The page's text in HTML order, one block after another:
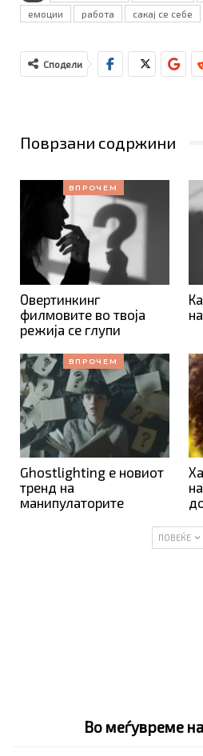
емоции
работа сакај се себе
Сподели
Поврзани содржини
ВПРОЧЕМ
Овертинкинг
филмовите во твоја
режија се глупи
ВПРОЧЕМ
Ghostlighting е новиот
тренд на
манипулаторите
ПОВЕЌЕ
Во меѓувреме